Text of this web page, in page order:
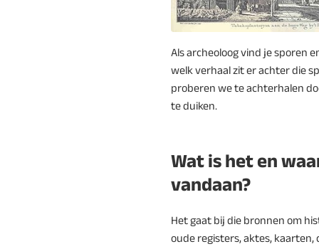
Als archeoloog vind je sporen
welk verhaal zit er achter die
proberen we te achterhalen
te duiken.
Wat is het en
vandaan?
Het gaat bij die bronnen om
oude registers, aktes,